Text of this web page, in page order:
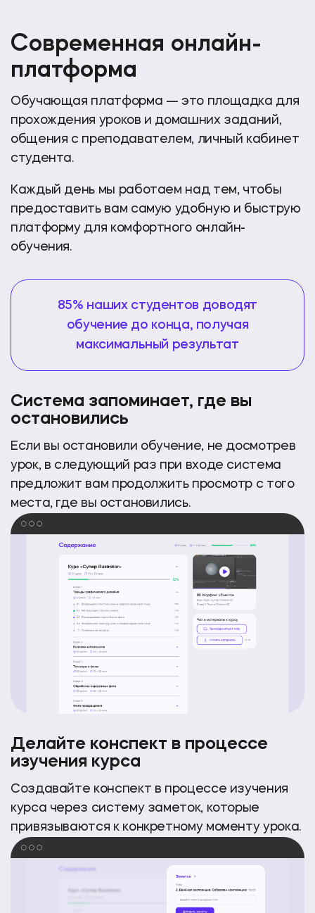
Современная онлайн-
платформа
Обучающая платформа — это площадка для
прохождения уроков и домашних заданий,
общения с преподавателем, личный кабинет
студента.
Каждый день мы работаем над тем, чтобы
предоставить вам самую удобную и быструю
платформу для комфортного онлайн-
обучения.
85% наших студентов доводят
обучение до конца, получая
максимальный результат
Система запоминает, где вы
остановились
Если вы остановили обучение, не досмотрев
урок, в следующий раз при входе система
предложит вам продолжить просмотр с того
места,где вы остановились.
Делайте конспект в процессе
изучения курса
Создавайте конспект в процессе изучения
курса через систему заметок, которые
привязываются к конкретному моменту урока.